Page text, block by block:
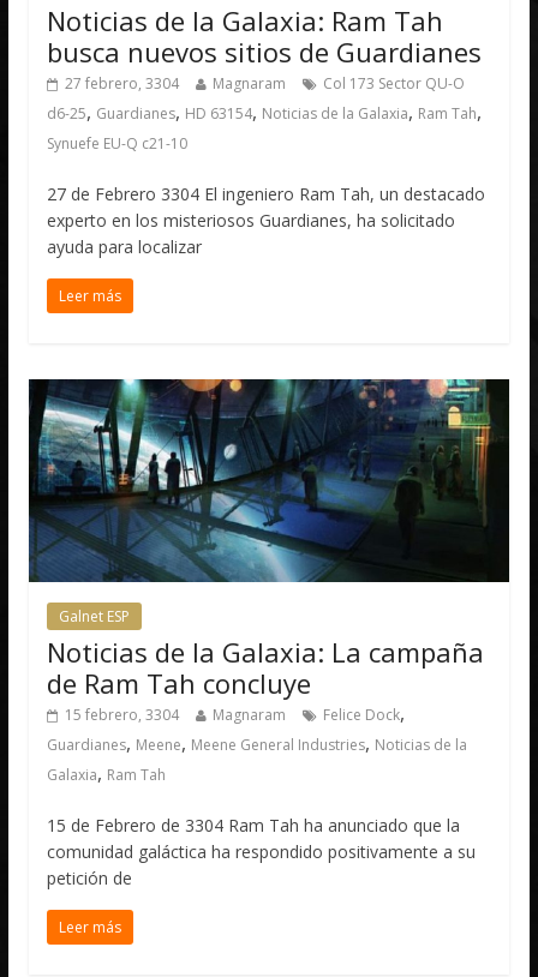
Noticias de la Galaxia: Ram Tah
busca nuevos sitios de Guardianes
27 febrero, 3304 Magnaram
Col 173 Sector QU-O
d6-25, Guardianes, HD 63154, Noticias de la Galaxia, Ram Tah,
Synuefe EU-Q c21-10
27 de Febrero 3304 El ingeniero Ram Tah, un destacado
experto en los misteriosos Guardianes, ha solicitado
ayuda para localizar
Leer más
Galnet ESP
Noticias de la Galaxia: La campaña
de Ram Tah concluye
15 febrero, 3304 Magnaram Felice Dock,
Guardianes, Meene, Meene General Industries, Noticias de la
Galaxia, Ram Tah
15 de Febrero de 3304 Ram Tah ha anunciado que la
comunidad galáctica ha respondido positivamente a su
petición de
Leer más